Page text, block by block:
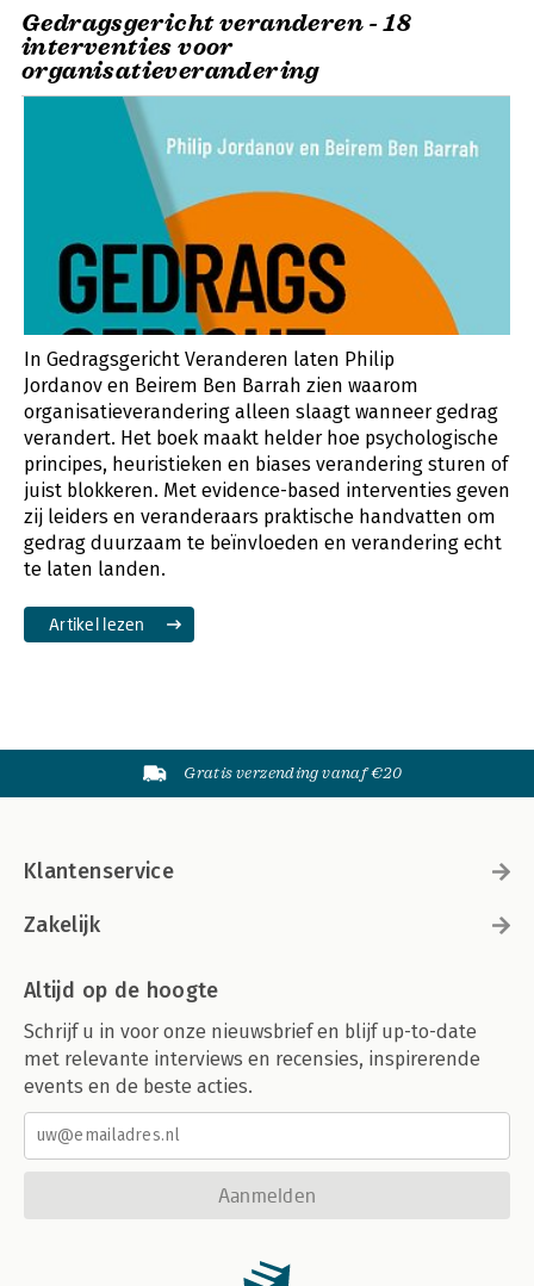
Gedragsgericht veranderen - 18
interventies voor
organisatieverandering
In Gedragsgericht Veranderen laten Philip
Jordanov en Beirem Ben Barrah zien waarom
organisatieverandering alleen slaagt wanneer gedrag
verandert. Het boek maakt helder hoe psychologische
principes, heuristieken en biases verandering sturen of
juist blokkeren. Met evidence-based interventies geven
zij leiders en veranderaars praktische handvatten om
gedrag duurzaam te beïnvloeden en verandering echt
te laten landen.
Artikel lezen
Gratis verzending vanaf €20
Klantenservice
Zakelijk
Altijd op de hoogte
Schrijf u in voor onze nieuwsbrief en blijf up-to-date
met relevante interviews en recensies, inspirerende
events en de beste acties.
Aanmelden